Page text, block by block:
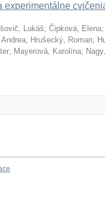
experimentálne
Lukáš; Čipková, Elena
; Hrušecký, Roman;
; Mayerová, Karolína;